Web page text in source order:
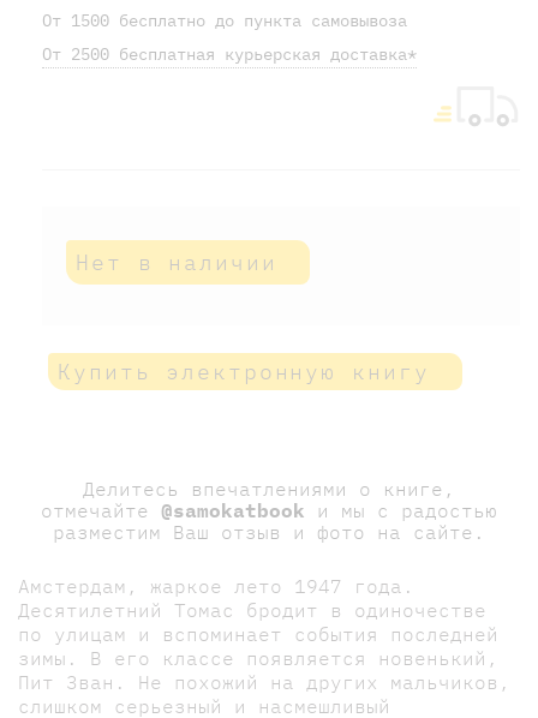
От 1500 бесплатно до пункта самовывоза
От 2500 бесплатная курьерская доставка*
Нет в наличии
Купить электронную книгу
Делитесь впечатлениями о книге,
отмечайте @samokatbook и мы с радостью
разместим Ваш отзыв и фото на сайте.
Амстердам, жаркое лето 1947 года.
Десятилетний Томас бродит в одиночестве
по улицам и вспоминает события последней
зимы. В его классе появляется новенький,
Пит Зван. Не похожий на других мальчиков,
слишком серьезный и насмешливый